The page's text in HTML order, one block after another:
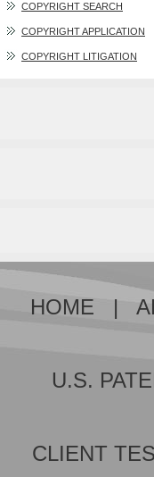
COPYRIGHT SEARCH
COPYRIGHT APPLICATION
COPYRIGHT LITIGATION
HOME |
U.S.
CLIENT